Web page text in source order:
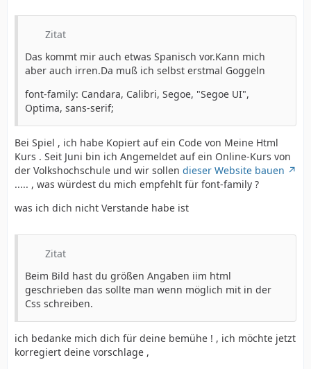
Zitat
Das kommt mir auch etwas Spanisch vor.Kann mich
aber auch irren.Da muß ich selbst erstmal Goggeln
font-family: Candara, Calibri, Segoe, "Segoe UI",
Optima, sans-serif;
Bei Spiel , ich habe Kopiert auf ein Code von Meine Html
Kurs . Seit Juni bin ich Angemeldet auf ein Online-Kurs von
der Volkshochschule und wir sollen dieser Website bauen
..... , was würdest du mich empfehlt für font-family ?
was ich dich nicht Verstande habe ist
Zitat
Beim Bild hast du größen Angaben iim html
geschrieben das sollte man wenn möglich mit in der
Css schreiben.
ich bedanke mich dich für deine bemühe ! , ich möchte jetzt
korregiert deine vorschlage ,